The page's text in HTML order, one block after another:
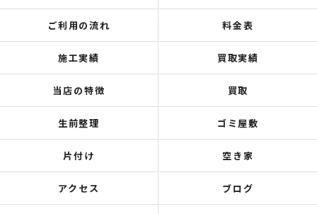
ご利用の流れ 料金表
施工実績 買取実績
当店の特徴 買取
生前整理 ゴミ屋敷
片付け 空き家
アクセス ブログ